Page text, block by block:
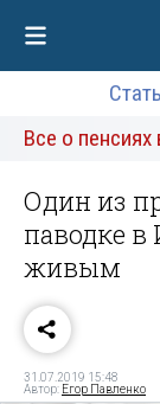
Все о пенсиях
Один из
паводке в
живым
31.07.2019 15:48
Автор: Егор Павленко